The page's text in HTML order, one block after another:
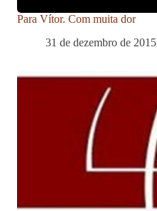
Para Vítor. Com muita dor
31 de dezembro de 2015